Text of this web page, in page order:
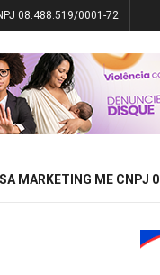
08.488.519/0001-72
MARKETING ME